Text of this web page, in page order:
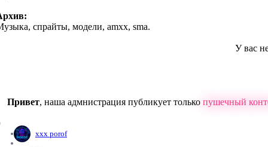
спрайты, модели, amxx, sma.
У вас
Привет, наша адмнистрация публикует только пушечный
xxx porof